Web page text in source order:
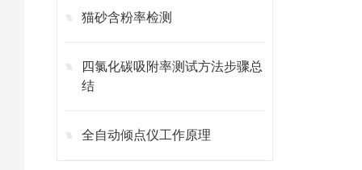
猫砂含粉率检测
四氯化碳吸附率测试方法步骤总
结
全自动倾点仪工作原理